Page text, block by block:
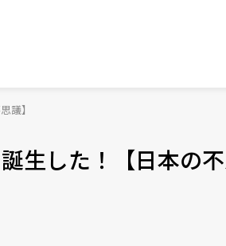
議】
生した！【日本の